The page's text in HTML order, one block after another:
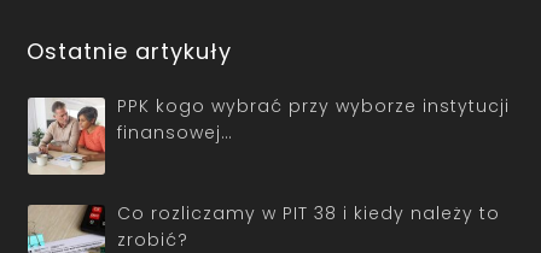
Ostatnie artykuły
PPK kogo wybrać przy wyborze instytucji
finansowej…
Co rozliczamy w PIT 38 i kiedy należy to
zrobić?